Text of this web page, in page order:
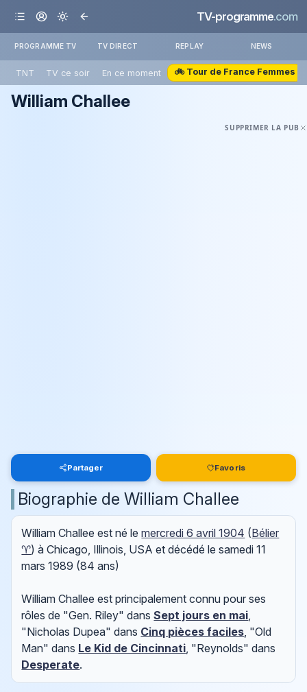
TV-programme.com
PROGRAMME TV TV DIRECT REPLAY NEWS
TNT TV ce soir En ce moment 🚲 Tour de France Femmes
William Challee
SUPPRIMER LA PUB
Partager Favoris
Biographie de William Challee
William Challee est né lemercredi 6 avril 1904 (Bélier
♈) à Chicago, Illinois, USA et décédé lesamedi 11
mars 1989 (84 ans)
William Challee est principalement connu pour ses
rôles de "Gen. Riley" dansSept jours en mai,
"Nicholas Dupea" dans Cinq pièces faciles, "Old
Man" dans Le Kid de Cincinnati, "Reynolds" dans
Desperate.